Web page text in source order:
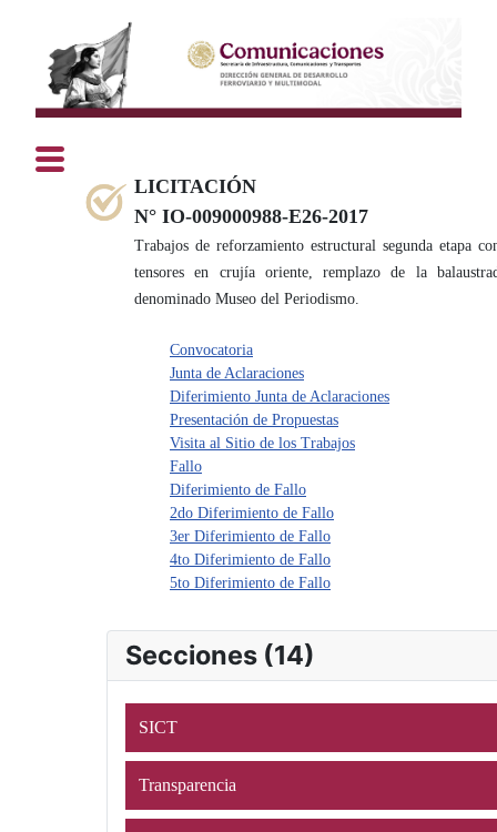
LICITACIÓN
N° IO-009000988-E26-2017
Trabajos de reforzamiento estructural segunda etapa
tensores en crujía oriente, remplazo de la
denominado Museo del Periodismo.
Convocatoria
Junta de Aclaraciones
Diferimiento Junta de Aclaraciones
Presentación de Propuestas
Visita al Sitio de los Trabajos
Fallo
Diferimiento de Fallo
2do Diferimiento de Fallo
3er Diferimiento de Fallo
4to Diferimiento de Fallo
5to Diferimiento de Fallo
Secciones (14)
SICT
Transparencia